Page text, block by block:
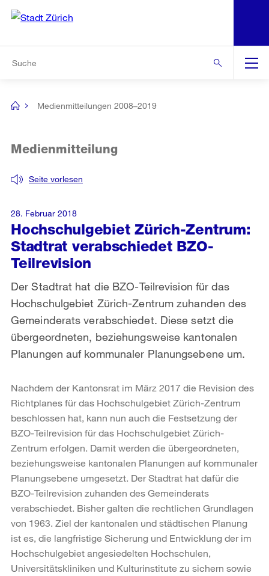
Navigation
[no
Medienmitteilungen 2008–2019
Hochschulgebiet Zürich-Zentrum:
Stadtrat verabschiedet BZO-
Teilrevision
Seite vorlesen
Medienmitteilung
Der Stadtrat hat die BZO-Teilrevision für das
Hochschulgebiet Zürich-Zentrum zuhanden des
Gemeinderats verabschiedet. Diese setzt die
übergeordneten, beziehungsweise kantonalen
Planungen auf kommunaler Planungsebene um.
28. Februar 2018
Nachdem der Kantonsrat im März 2017 die Revision des
Richtplanes für das Hochschulgebiet Zürich-Zentrum
beschlossen hat, kann nun auch die Festsetzung der
BZO-Teilrevision für das Hochschulgebiet Zürich-
Zentrum erfolgen. Damit werden die übergeordneten,
beziehungsweise kantonalen Planungen auf kommunaler
Planungsebene umgesetzt. Der Stadtrat hat dafür die
BZO-Teilrevision zuhanden des Gemeinderats
verabschiedet. Bisher galten die rechtlichen Grundlagen
von 1963. Ziel der kantonalen und städtischen Planung
ist es, die langfristige Sicherung und Entwicklung der im
Hochschulgebiet angesiedelten Hochschulen,
Universitätskliniken und Kulturinstitute zu sichern sowie